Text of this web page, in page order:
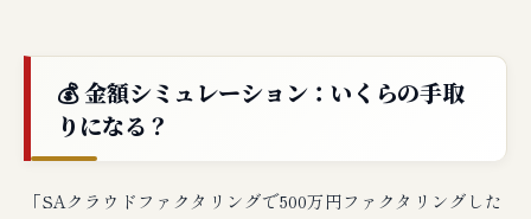
💰 金額シミュレーション：いくらの手取
りになる？
「SAクラウドファクタリングで500万円ファクタリングした